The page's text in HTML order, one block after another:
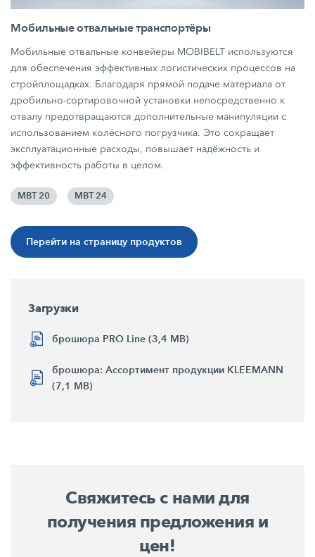
Мобильные отвальные транспортёры
Мобильные отвальные конвейеры MOBIBELT используются
для обеспечения эффективных логистических процессов на
стройплощадках. Благодаря прямой подаче материала от
дробильно-сортировочной установки непосредственно к
отвалу предотвращаются дополнительные манипуляции с
использованием колёсного погрузчика. Это сокращает
эксплуатационные расходы, повышает надёжность и
эффективность работы в целом.
MBT 20 MBT 24
Перейти на страницу продуктов
Загрузки
брошюра PRO Line (3,4 MB)
брошюра: Ассортимент продукции KLEEMANN
(7,1 MB)
Свяжитесь с нами для
получения предложения и
цен!